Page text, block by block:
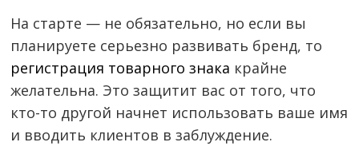
На старте — не обязательно, но если вы
планируете серьезно развивать бренд, то
регистрация товарного знака крайне
желательна. Это защитит вас от того, что
кто-то другой начнет использовать ваше имя
и вводить клиентов в заблуждение.